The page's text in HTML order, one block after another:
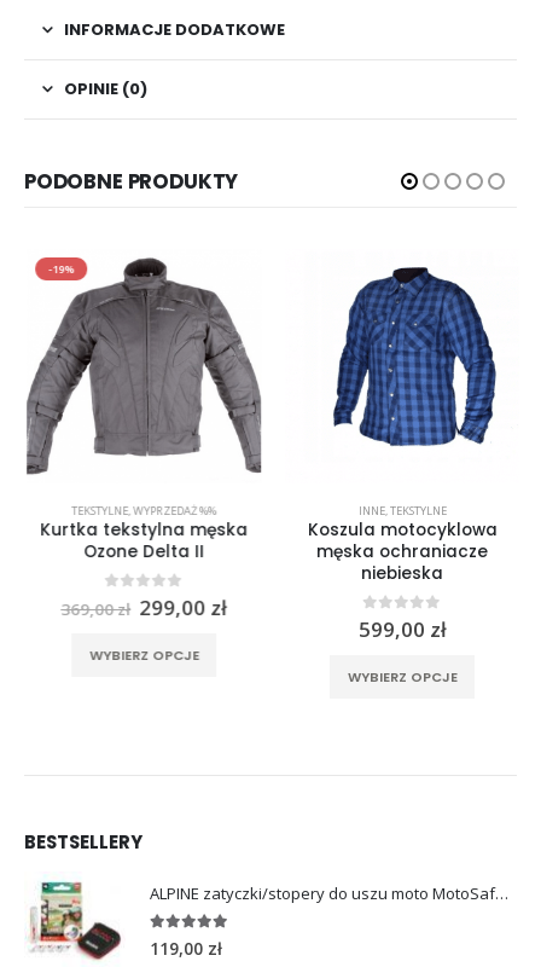
INFORMACJE DODATKOWE
OPINIE (0)
PODOBNE PRODUKTY
-19%
TEKSTYLNE,WYPRZEDAŻ %%
Kurtka tekstylna męska
Ozone Delta II
out of 5
369,00zł Pierwotna
cena
wynosiła:
369,00 zł.
299,00 złAktualna
WYBIERZ OPCJE
INNE,TEKSTYLNE
Koszula motocyklowa
męska ochraniacze
niebieska
0 out of 5
599,00 zł
WYBIERZ OPCJE
BESTSELLERY
ALPINE zatyczki/stopery do uszu moto MotoSafe Pro
4.96out of 5
119,00 zł